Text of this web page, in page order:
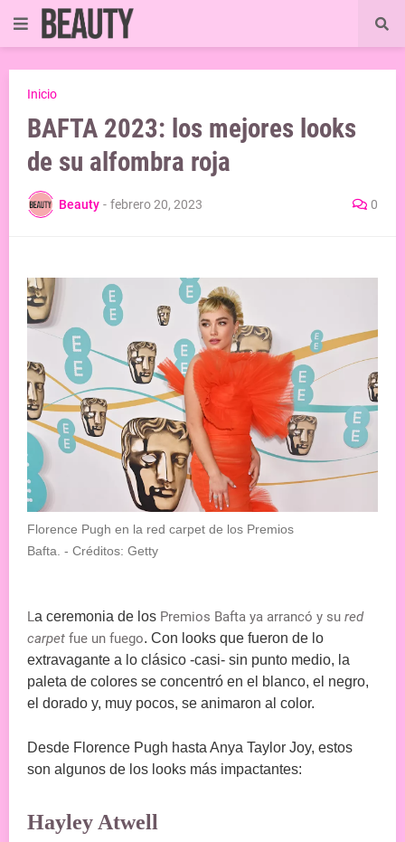
Inicio
BAFTA 2023: los mejores looks
de su alfombra roja
Beauty - febrero 20, 2023 0
Florence Pugh en la red carpet de los Premios
Bafta. - Créditos: Getty
La ceremonia de los Premios Bafta ya arrancó y su red
carpet fue un fuego. Con looks que fueron de lo
extravagante a lo clásico -casi- sin punto medio, la
paleta de colores se concentró en el blanco, el negro,
el dorado y, muy pocos, se animaron al color.
Desde Florence Pugh hasta Anya Taylor Joy, estos
son algunos de los looks más impactantes:
Hayley Atwell